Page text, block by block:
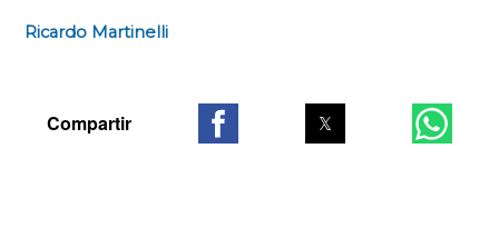
Ricardo Martinelli